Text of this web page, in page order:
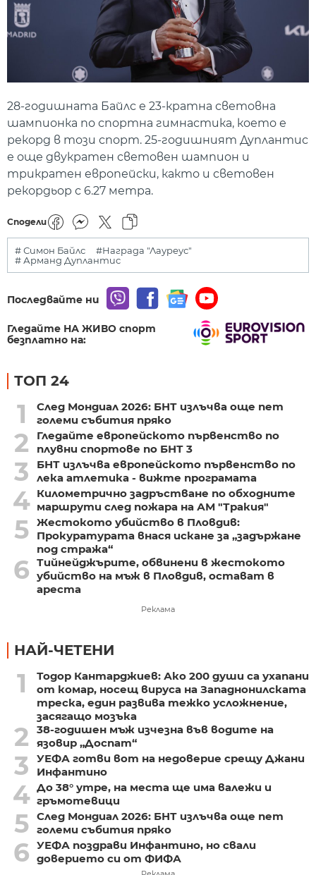
28-годишната Байлс е 23-кратна световна
шампионка по спортна гимнастика, което е
рекорд в този спорт. 25-годишният Дуплантис
е още двукратен световен шампион и
трикратен европейски, както и световен
рекордьор с 6.27 метра.
Сподели
# Симон Байлс
#Награда "Лауреус"
# Арманд Дуплантис
Последвайте ни
Гледайте НА ЖИВО спорт
безплатно на:
ТОП 24
1
След Мондиал 2026: БНТ излъчва още пет
големи събития пряко
2
Гледайте европейското първенство по
плувни спортове по БНТ 3
3
БНТ излъчва европейското първенство по
лека атлетика - вижте програмата
4 Километрично задръстване по обходните
маршрути след пожара на АМ "Тракия"
5 Жестокото убийство в Пловдив:
Прокуратурата внася искане за „задържане
под стража“
6 Тийнейджърите, обвинени в жестокото
убийство на мъж в Пловдив, остават в
ареста
Реклама
НАЙ-ЧЕТЕНИ
1
Тодор Кантарджиев: Ако 200 души са ухапани
от комар, носещ вируса на Западнонилската
треска, един развива тежко усложнение,
засягащо мозъка
2
38-годишен мъж изчезна във водите на
язовир „Доспат“
3
УЕФА готви вот на недоверие срещу Джани
Инфантино
4 До 38° утре, на места ще има валежи и
гръмотевици
5 След Мондиал 2026: БНТ излъчва още пет
големи събития пряко
6 УЕФА поздрави Инфантино, но свали
доверието си от ФИФА